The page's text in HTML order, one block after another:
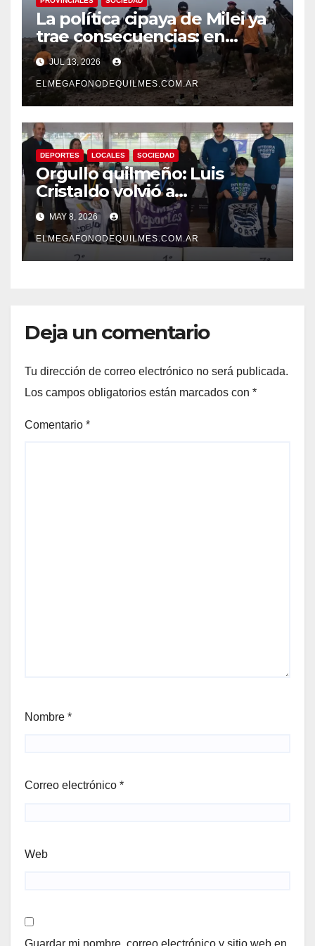
La política cipaya de Milei ya
trae consecuencias: en
riesgo el derecho a transitar
y la soberanía sobre los
recursos naturales
JUL 13, 2026
ELMEGAFONODEQUILMES.COM.AR
DEPORTES LOCALES SOCIEDAD
Orgullo quilmeño: Luis
Cristaldo volvió a
consagrarse en el Nacional
de Boccia
MAY 8, 2026
ELMEGAFONODEQUILMES.COM.AR
Deja un comentario
Tu dirección de correo electrónico no será publicada.
Los campos obligatorios están marcados con *
Comentario *
Nombre *
Correo electrónico *
Web